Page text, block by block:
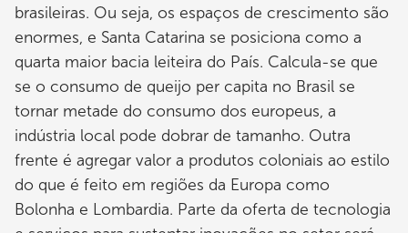
brasileiras. Ou seja, os espaços de crescimento são
enormes, e Santa Catarina se posiciona como a
quarta maior bacia leiteira do País. Calcula-se que
se o consumo de queijo per capita no Brasil se
tornar metade do consumo dos europeus, a
indústria local pode dobrar de tamanho. Outra
frente é agregar valor a produtos coloniais ao estilo
do que é feito em regiões da Europa como
Bolonha e Lombardia. Parte da oferta de tecnologia